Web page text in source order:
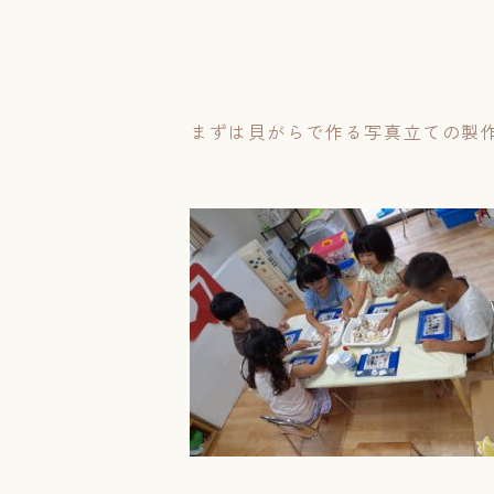
まずは貝がらで作る写真立ての製